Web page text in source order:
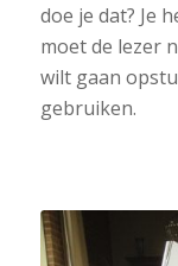
doe je dat? Je
moet de lezer
wilt gaan
gebruiken.